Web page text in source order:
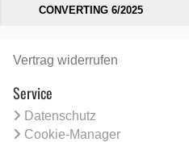
CONVERTING 6/2025
Vertrag widerrufen
Service
Datenschutz
Cookie-Manager